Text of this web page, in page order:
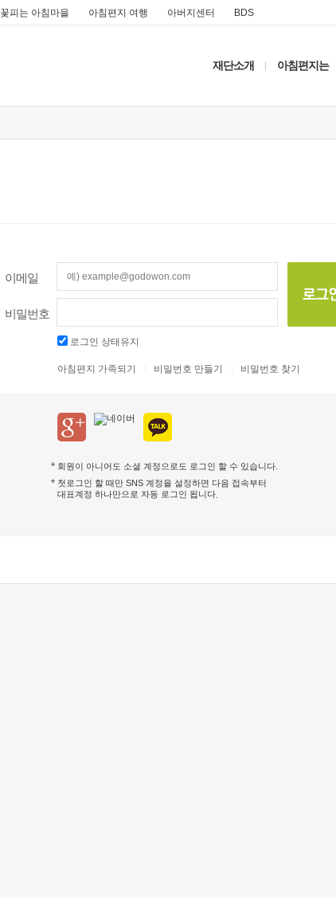
꽃피는 아침마을 아침편지 여행 아버지센터 BDS
재단소개 아침편지는
이메일
비밀번호
로그인 상태유지
아침편지 가족되기 비밀번호 만들기 비밀번호 찾기
회원이 아니어도 소셜 계정으로도 로그인 할 수 있습니다.
첫로그인 할 때만 SNS 계정을 설정하면 다음 접속부터
대표계정 하나만으로 자동 로그인 됩니다